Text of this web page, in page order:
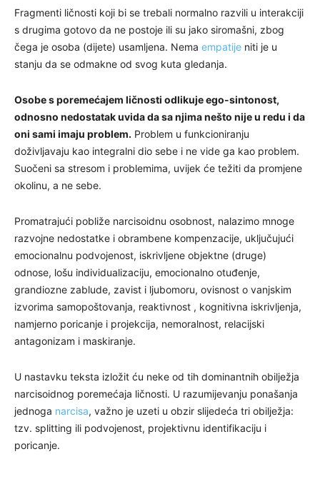
Fragmenti ličnosti koji bi se trebali normalno razvili u interakciji
s drugima gotovo da ne postoje ili su jako siromašni, zbog
čega je osoba (dijete) usamljena. Nema empatije niti je u
stanju da se odmakne od svog kuta gledanja.
Osobe s poremećajem ličnosti odlikuje ego-sintonost,
odnosno nedostatak uvida da sa njima nešto nije u redu i da
oni sami imaju problem. Problem u funkcioniranju
doživljavaju kao integralni dio sebe i ne vide ga kao problem.
Suočeni sa stresom i problemima, uvijek će težiti da promjene
okolinu, a ne sebe.
Promatrajući pobliže narcisoidnu osobnost, nalazimo mnoge
razvojne nedostatke i obrambene kompenzacije, uključujući
emocionalnu podvojenost, iskrivljene objektne (druge)
odnose, lošu individualizaciju, emocionalno otuđenje,
grandiozne zablude, zavist i ljubomoru, ovisnost o vanjskim
izvorima samopoštovanja, reaktivnost , kognitivna iskrivljenja,
namjerno poricanje i projekcija, nemoralnost, relacijski
antagonizam i maskiranje.
U nastavku teksta izložit ću neke od tih dominantnih obilježja
narcisoidnog poremećaja ličnosti. U razumijevanju ponašanja
jednoga narcisa, važno je uzeti u obzir slijedeća tri obilježja:
tzv. splitting ili podvojenost, projektivnu identifikaciju i
poricanje.